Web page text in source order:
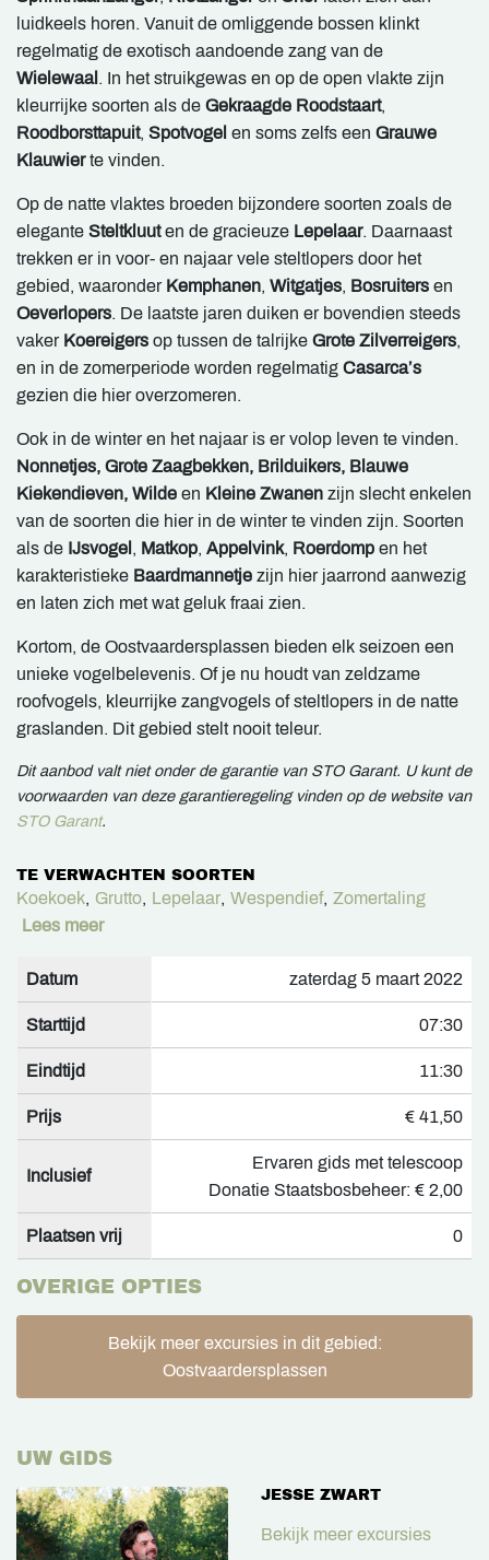
luidkeels horen. Vanuit de omliggende bossen klinkt
regelmatig de exotisch aandoende zang van de
Wielewaal . In het struikgewas en op de open vlakte zijn
kleurrijke soorten als de Gekraagde Roodstaart,
Roodborsttapuit, Spotvogel en soms zelfs een Grauwe
Klauwierte vinden.
Op de natte vlaktes broeden bijzondere soorten zoals de
elegante Steltkluuten de gracieuze Lepelaar. Daarnaast
trekken er in voor- en najaar vele steltlopers door het
gebied, waaronder Kemphanen, Witgatjes, Bosruiters en
Oeverlopers. De laatste jaren duiken er bovendien steeds
vaker Koereigers op tussen de talrijke Grote Zilverreigers,
en in de zomerperiode worden regelmatig Casarca’s
gezien die hier overzomeren.
Ook in de winter en het najaar is er volop leven te vinden.
Nonnetjes, Grote Zaagbekken, Brilduikers, Blauwe
Kiekendieven, Wilde en Kleine Zwanen zijn slecht enkelen
van de soorten die hier in de winter te vinden zijn. Soorten
als de IJsvogel , Matkop, Appelvink, Roerdomp en het
karakteristieke Baardmannetje zijn hier jaarrond aanwezig
en laten zich met wat geluk fraai zien.
Kortom, de Oostvaardersplassen bieden elk seizoen een
unieke vogelbelevenis. Of je nu houdt van zeldzame
roofvogels, kleurrijke zangvogels of steltlopers in de natte
graslanden. Dit gebied stelt nooit teleur.
Dit aanbod valt niet onder de garantie van STO Garant. U kunt de
voorwaarden van deze garantieregeling vinden op de website van
STO Garant.
TE VERWACHTEN SOORTEN
Koekoek, Grutto, Lepelaar, Wespendief, Zomertaling
Lees meer
Datum zaterdag 5 maart 2022
Starttijd 07:30
Eindtijd 11:30
Prijs € 41,50
Inclusief
Ervaren gids met telescoop
Donatie Staatsbosbeheer: € 2,00
Plaatsen vrij 0
OVERIGE OPTIES
Bekijk meer excursies in dit gebied:
Oostvaardersplassen
UW GIDS
JESSE ZWART
Bekijk meer excursies